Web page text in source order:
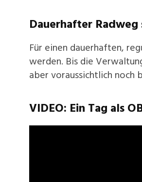
Dauerhafter
Für einen dauerhaften,
werden. Bis die
aber voraussichtlich noch
VIDEO: Ein Tag als